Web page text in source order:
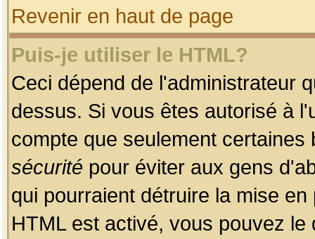
Revenir en haut de page
Puis-je utiliser le HTML?
Ceci dépend de l'administrateur
dessus. Si vous êtes autorisé à
compte que seulement
sécurité pour éviter aux gens
qui pourraient détruire la mise
HTML est activé, vous pouvez